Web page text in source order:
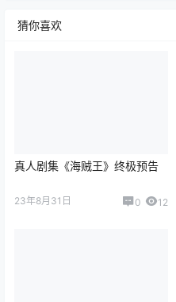
猜你喜欢
真人剧集《海贼王》终极预告
23年8月31日 0 12